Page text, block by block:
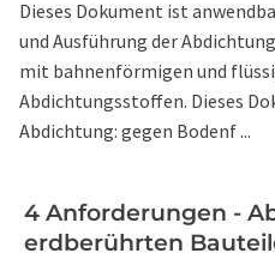
Dieses Dokument ist
und Ausführung der
mit bahnenförmigen und
Abdichtungsstoffen. Dieses
Abdichtung: gegen Bodenf ...
4 Anforderungen -
erdberührten